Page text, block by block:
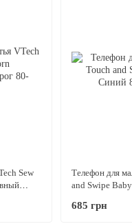
Sew
Телефон для
and Swipe
685 грн